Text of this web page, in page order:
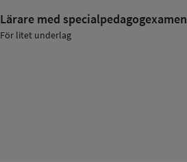
Lärare med specialpedagog­examen
För litet underlag